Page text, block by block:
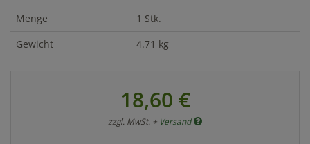
Menge
1 Stk.
Gewicht
4.71 kg
18,60 €
zzgl. MwSt. + Versand